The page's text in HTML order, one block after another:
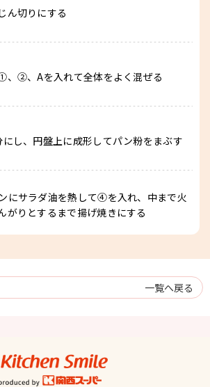
ん切りにする
、②、Aを入れて全体をよく混ぜる
し、円盤上に成形してパン粉をまぶす
にサラダ油を熱して④を入れ、中まで火
がりとするまで揚げ焼きにする
一覧へ戻る
キッチンスマイル